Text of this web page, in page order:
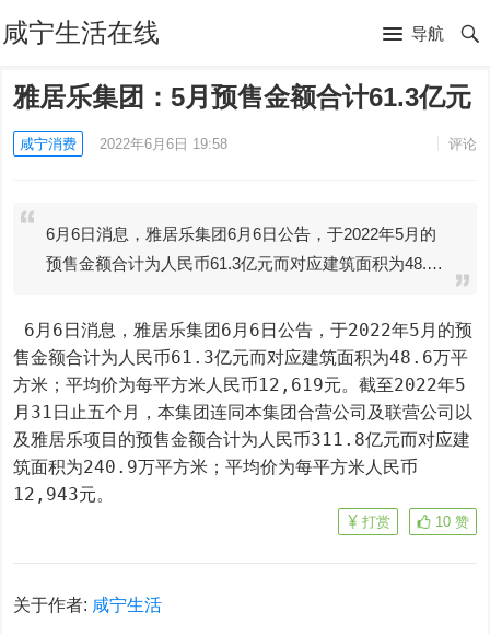
咸宁生活在线 导航
雅居乐集团：5月预售金额合计61.3亿元
咸宁消费 2022年6月6日 19:58 评论
6月6日消息，雅居乐集团6月6日公告，于2022年5月的
预售金额合计为人民币61.3亿元而对应建筑面积为48.…
售金额合计为人民币61.3亿元而对应建筑面积为48.6万平
方米；平均价为每平方米人民币12,619元。截至2022年5
月31日止五个月，本集团连同本集团合营公司及联营公司以
及雅居乐项目的预售金额合计为人民币311.8亿元而对应建
筑面积为240.9万平方米；平均价为每平方米人民币
12,943元。
10 赞
打赏
关于作者: 咸宁生活